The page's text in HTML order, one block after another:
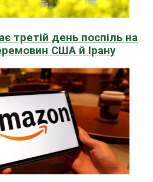
третій день поспіль на
США й Ірану